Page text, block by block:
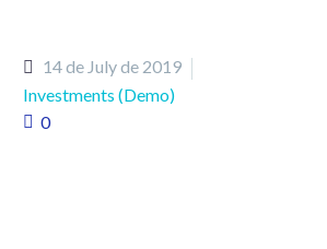
14 de July de 2019
Investments (Demo)
0